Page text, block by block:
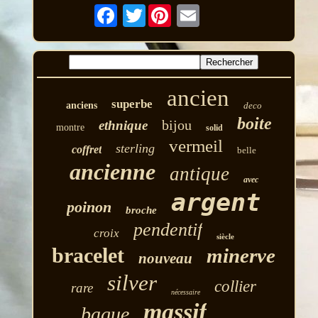
Twitter
anciens superbe ancien deco
montre ethnique bijou solid boite
coffret sterling vermeil belle
ancienne antique avec
poinon broche argent
croix pendentif siècle
bracelet nouveau minerve
rare silver nécessaire collier
massif